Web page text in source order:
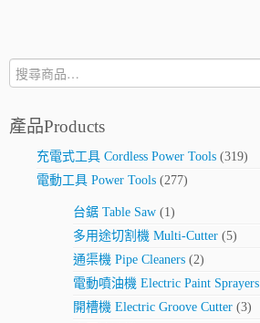
搜
尋:
產品Products
充電式工具 Cordless Power Tools (319)
電動工具 Power Tools (277)
台鋸 Table Saw (1)
多用途切割機 Multi-Cutter (5)
通渠機 Pipe Cleaners (2)
電動噴油機 Electric Paint Sprayers
開槽機 Electric Groove Cutter (3)